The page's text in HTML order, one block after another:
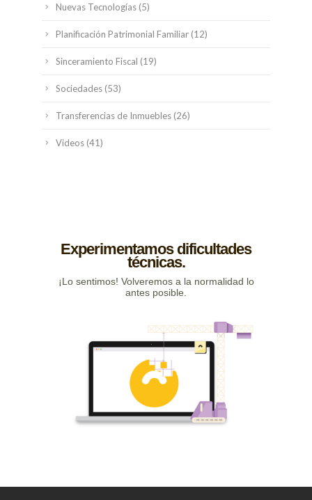
Nuevas Tecnologías(5)
Planificación Patrimonial Familiar(12)
Sinceramiento Fiscal (19)
Sociedades(53)
Transferencias de Inmuebles(26)
Videos(41)